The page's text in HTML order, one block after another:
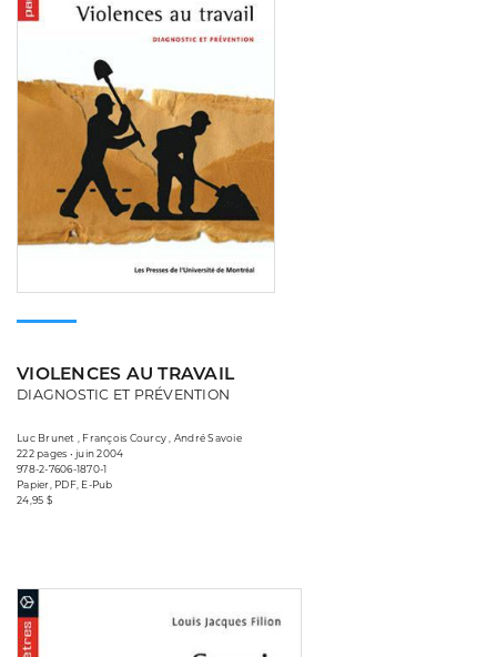
VIOLENCES AU TRAVAIL
DIAGNOSTIC ET PRÉVENTION
Luc Brunet , François Courcy , André Savoie
222 pages • juin 2004
978-2-7606-1870-1
Papier, PDF, E-Pub
24,95 $